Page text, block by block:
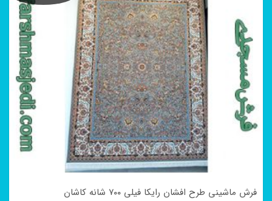
فرش ماشینی طرح افشان رایکا فیلی ۷۰۰ شانه کاشان